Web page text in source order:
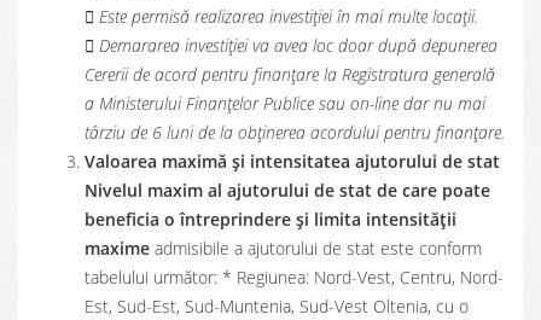
 Este permisă realizarea investiţiei în mai multe locaţii.
 Demararea investiţiei va avea loc doar după depunerea
Cererii de acord pentru finanţare la Registratura generală
a Ministerului Finanțelor Publice sau on-line dar nu mai
târziu de 6 luni de la obținerea acordului pentru finanțare.
Valoarea maximă și intensitatea ajutorului de stat
Nivelul maxim al ajutorului de stat de care poate
beneficia o întreprindere și limita intensității
maxime admisibile a ajutorului de stat este conform
tabelului următor: * Regiunea: Nord-Vest, Centru, Nord-
Est, Sud-Est, Sud-Muntenia, Sud-Vest Oltenia, cu o